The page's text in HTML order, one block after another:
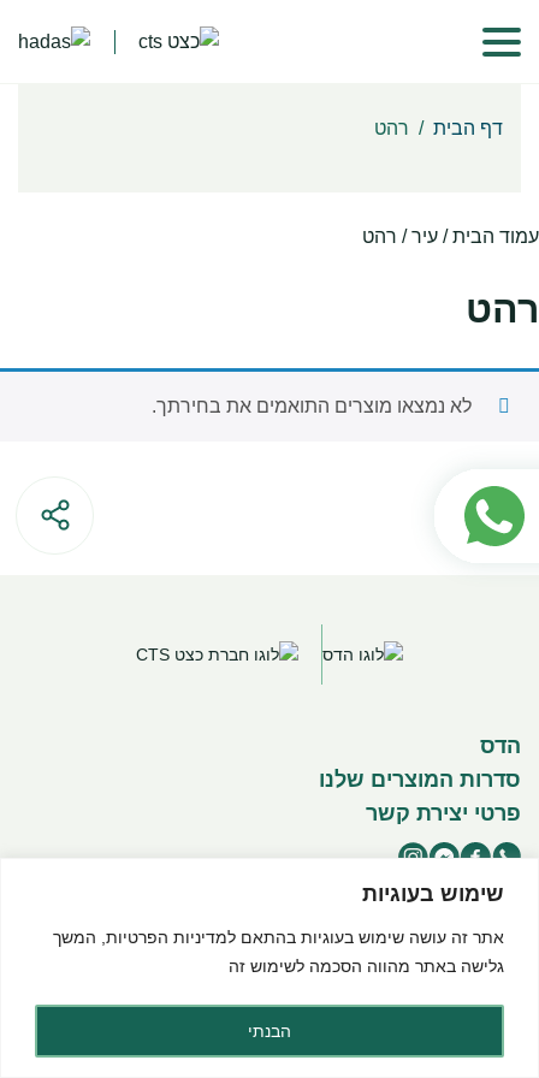
שימוש בעוגיות
אתר זה עושה שימוש בעוגיות בהתאם למדיניות הפרטיות , המשך
גלישה באתר מהווה הסכמה לשימוש זה
הבנתי
דף הבית / רהט
עמוד הבית/ עיר / רהט
רהט
לא נמצאו מוצרים התואמים את בחירתך.
הדס
סדרות המוצרים שלנו
פרטי יצירת קשר
©2025 כל הזכויות שמורות להדס מוצרים טבעיים
תנאי שימוש באתר
מדיניות פרטיות